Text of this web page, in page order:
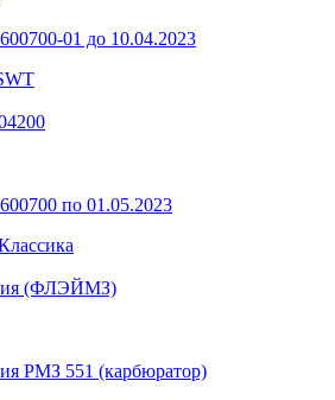
01 до 10.04.2023
по 01.05.2023
(ФЛЭЙМЗ)
РМЗ 551 (карбюратор)